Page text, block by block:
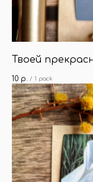
Твоей
10 р. / 1 pack